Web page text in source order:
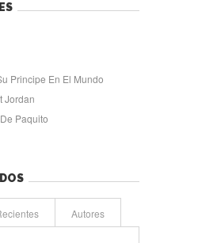
Principe En El Mundo
Jordan
Paquito
Autores